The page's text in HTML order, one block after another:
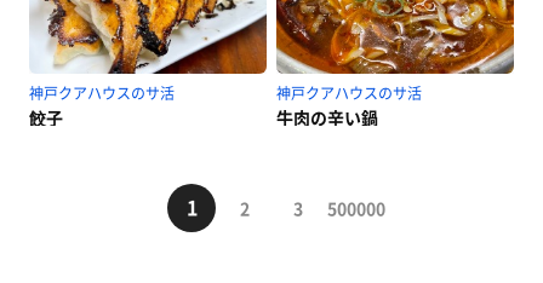
神戸クアハウスのサ活
餃子
神戸クアハウスのサ活
牛肉の辛い鍋
1 2 3 500000